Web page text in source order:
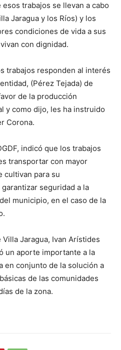
trabajos se llevan a cabo
Jaragua y los Ríos) y los
condiciones de vida a sus
con dignidad.
trabajos responden al interés
(Pérez Tejada) de
de la producción
y como dijo, les ha instruido
Corona.
indicó que los trabajos
transportar con mayor
cultivan para su
seguridad a la
municipio, en el caso de la
Jaragua, Ivan Arístides
un aporte importante a la
en conjunto de la solución a
de las comunidades
de la zona.